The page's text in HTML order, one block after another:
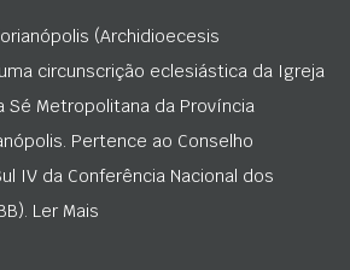
(Archidioecesis
circunscrição eclesiástica da Igreja
Sé Metropolitana da Província
Pertence ao Conselho
IV da Conferência Nacional dos
Ler Mais